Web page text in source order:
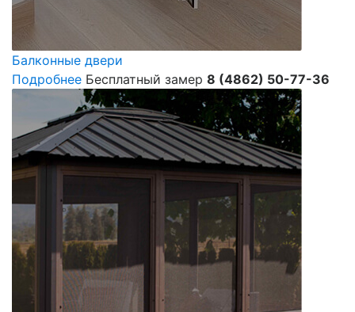
Балконные двери
Подробнее Бесплатный замер 8 (4862) 50-77-36